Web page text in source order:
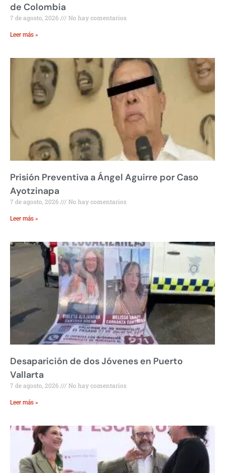
de Colombia
7 de agosto, 2026 No hay comentarios
Leer más »
Prisión Preventiva a Ángel Aguirre por Caso
Ayotzinapa
7 de agosto, 2026 No hay comentarios
Leer más »
Desaparición de dos Jóvenes en Puerto
Vallarta
7 de agosto, 2026 No hay comentarios
Leer más »